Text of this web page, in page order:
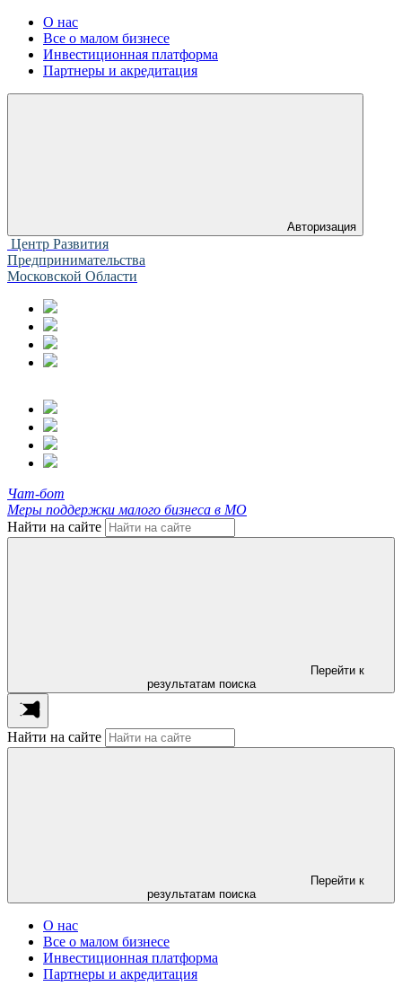
О нас
Все о малом бизнесе
Инвестиционная платформа
Партнеры и акредитация
Авторизация
Центр Развития
Предпринимательства
Московской Области
Чат-бот
Меры поддержки малого бизнеса в МО
Найти на сайте
Перейти к
результатам поиска
Найти на сайте
Перейти к
результатам поиска
О нас
Все о малом бизнесе
Инвестиционная платформа
Партнеры и акредитация